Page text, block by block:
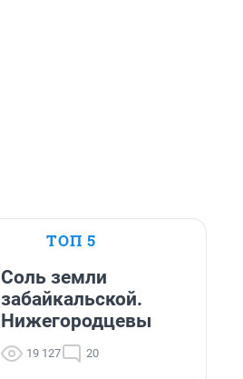
ТОП 5
Соль земли
забайкальской.
Нижегородцевы
19 127 20